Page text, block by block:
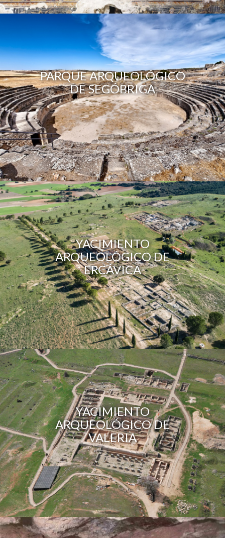
PARQUE ARQUEOLÓGICO
DE SEGÓBRIGA
YACIMIENTO
ARQUEOLÓGICO DE
ERCÁVICA
YACIMIENTO
ARQUEOLÓGICO DE
VALERIA